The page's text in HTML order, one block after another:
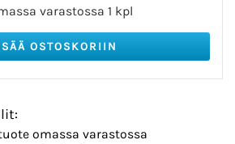
varastossa 1 kpl
omassa varastossa